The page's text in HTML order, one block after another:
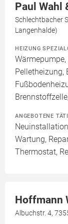
Paul Wahl
Schlechtbacher
Langenhalde)
HEIZUNG
Pelletheizung,
ANGEBOTENE
Wartung,
Thermostat,
Hoffmann
Albuchstr. 4,